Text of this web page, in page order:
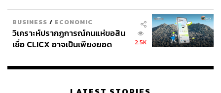
BUSINESS / ECONOMIC
วิเคราะห์ปรากฏการณ์คนแห่ขอสิน
เชื่อ CLICX อาจเป็นเพียงยอด
เรือนไทยที่ถูกซุกไว้
2.5K